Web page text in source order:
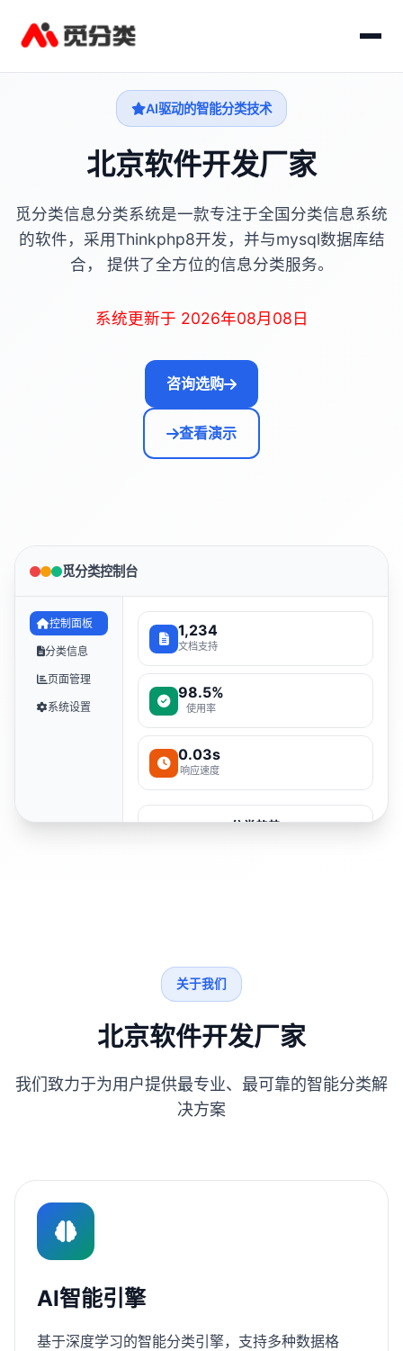
AI驱动的智能分类技术
北京软件开发厂家
觅分类信息分类系统是一款专注于全国分类信息系统
的软件，采用Thinkphp8开发，并与mysql数据库结
合， 提供了全方位的信息分类服务。
系统更新于 2026年08月08日
咨询选购
查看演示
觅分类控制台
控制面板
分类信息
页面管理
系统设置
1,234
文档支持
98.5%
使用率
0.03s
响应速度
分类趋势
关于我们
北京软件开发厂家
我们致力于为用户提供最专业、最可靠的智能分类解
决方案
AI智能引擎
基于深度学习的智能分类引擎，支持多种数据格